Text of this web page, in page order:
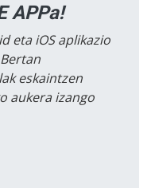
APPa!
eta iOS aplikazio
eskaintzen
aukera izango